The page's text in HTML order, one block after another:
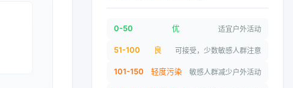
0-50 优 适宜户外活动
51-100 良 可接受，少数敏感人群注意
101-150 轻度污染 敏感人群减少户外活动